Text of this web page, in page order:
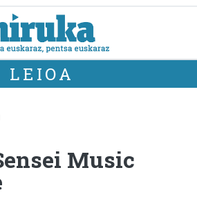
LEIOA
Music